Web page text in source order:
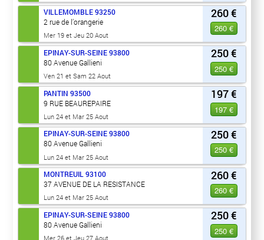
260 €
260 €
VILLEMOMBLE 93250
2 rue de l’orangerie
Mer 19 et Jeu 20 Aout
250 €
250 €
EPINAY-SUR-SEINE 93800
80 Avenue Gallieni
Ven 21 et Sam 22 Aout
197 €
197 €
PANTIN 93500
9 RUE BEAUREPAIRE
Lun 24 et Mar 25 Aout
250 €
250 €
EPINAY-SUR-SEINE 93800
80 Avenue Gallieni
Lun 24 et Mar 25 Aout
260 €
260 €
MONTREUIL 93100
37 AVENUE DE LA RESISTANCE
Lun 24 et Mar 25 Aout
250 €
250 €
EPINAY-SUR-SEINE 93800
80 Avenue Gallieni
Mer 26 et Jeu 27 Aout